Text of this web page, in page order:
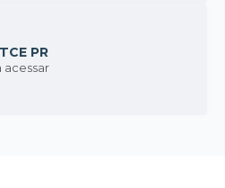
PR
acessar